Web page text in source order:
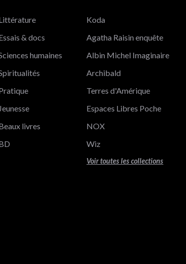
& docs
humaines
Jeunesse
livres
Koda
Agatha Raisin enquête
Albin Michel Imaginaire
Archibald
Terres d'Amérique
Espaces Libres Poche
NOX
Wiz
Voir toutes les collections